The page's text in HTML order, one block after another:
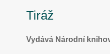
Tiráž
Vydává Národní